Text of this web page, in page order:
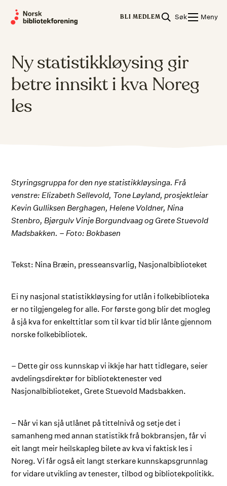
BLI MEDLEM Søk Meny
Ny statistikkløysing gir
betre innsikt i kva Noreg
les
Styringsgruppa for den nye statistikkløysinga. Frå
venstre: Elizabeth Sellevold, Tone Løyland, prosjektleiar
Kevin Gulliksen Berghagen, Helene Voldner, Nina
Stenbro, Bjørgulv Vinje Borgundvaag og Grete Stuevold
Madsbakken. – Foto: Bokbasen
Tekst: Nina Bræin, presseansvarlig, Nasjonalbiblioteket
Ei ny nasjonal statistikkløysing for utlån i folkebiblioteka
er no tilgjengeleg for alle. For første gong blir det mogleg
å sjå kva for enkelttitlar som til kvar tid blir lånte gjennom
norske folkebibliotek.
– Dette gir oss kunnskap vi ikkje har hatt tidlegare, seier
avdelingsdirektør for bibliotektenester ved
Nasjonalbiblioteket, Grete Stuevold Madsbakken.
– Når vi kan sjå utlånet på tittelnivå og setje det i
samanheng med annan statistikk frå bokbransjen, får vi
eit langt meir heilskapleg bilete av kva vi faktisk les i
Noreg. Vi får også eit langt sterkare kunnskapsgrunnlag
for vidare utvikling av tenester, tilbod og bibliotekpolitikk.